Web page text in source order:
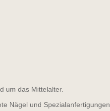
um das Mittelalter.
Nägel und Spezialanfertigungen